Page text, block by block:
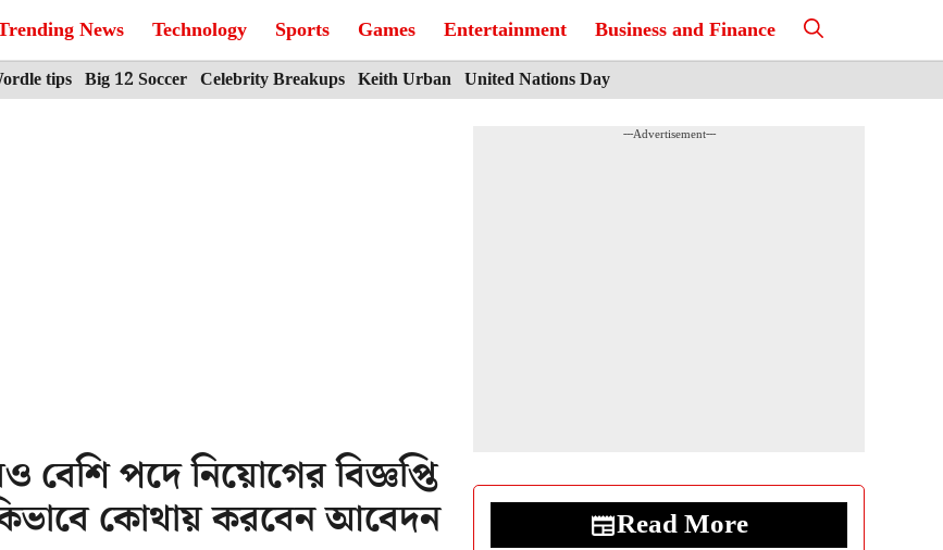
News Technology Sports Games Entertainment Business and Finance
tips Big 12 Soccer Celebrity Breakups Keith Urban United Nations Day
পদে নিয়োগের বিজ্ঞপ্তি
কোথায় করবেন আবেদন
---Advertisement---
Read More